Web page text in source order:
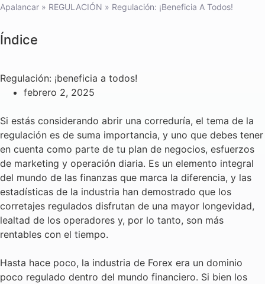
Apalancar » REGULACIÓN » Regulación: ¡beneficia A Todos!
Índice
Regulación: ¡beneficia a todos!
febrero 2, 2025
Si estás considerando abrir una correduría, el tema de la
regulación es de suma importancia, y uno que debes tener
en cuenta como parte de tu plan de negocios, esfuerzos
de marketing y operación diaria. Es un elemento integral
del mundo de las finanzas que marca la diferencia, y las
estadísticas de la industria han demostrado que los
corretajes regulados disfrutan de una mayor longevidad,
lealtad de los operadores y, por lo tanto, son más
rentables con el tiempo.
Hasta hace poco, la industria de Forex era un dominio
poco regulado dentro del mundo financiero. Si bien los